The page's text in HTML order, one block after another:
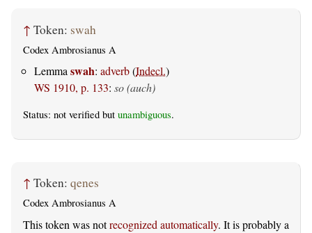
↑ Token: swah
Codex Ambrosianus A
Lemmaswah: adverb(Indecl.)
WS 1910, p. 133: so (auch)
Status: not verified but unambiguous.
↑ Token: qenes
Codex Ambrosianus A
This token was notrecognized automatically. It is probably a